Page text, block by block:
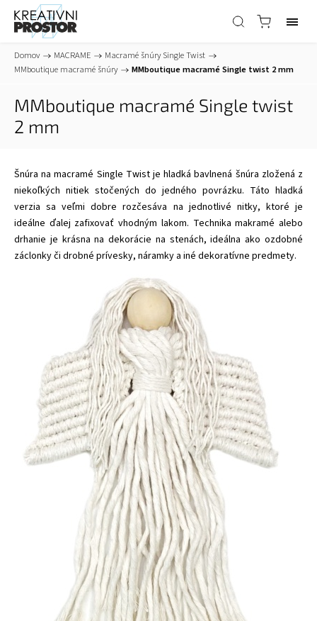
Domov / MACRAME / Macramé šnúry Single Twist /
MMboutique macramé šnúry / MMboutique macramé Single twist 2 mm
MMboutique macramé Single twist
2 mm
Šnúra na macramé Single Twist je hladká bavlnená šnúra zložená z
niekoľkých nitiek stočených do jedného povrázku. Táto hladká
verzia sa veľmi dobre rozčesáva na jednotlivé nitky, ktoré je
ideálne ďalej zafixovať vhodným lakom. Technika makramé alebo
drhanie je krásna na dekorácie na stenách, ideálna ako ozdobné
záclonky či drobné prívesky, náramky a iné dekoratívne predmety.